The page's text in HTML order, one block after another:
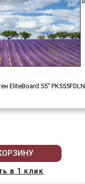
EliteBoard 55" PK555FDLN
в 1 клик